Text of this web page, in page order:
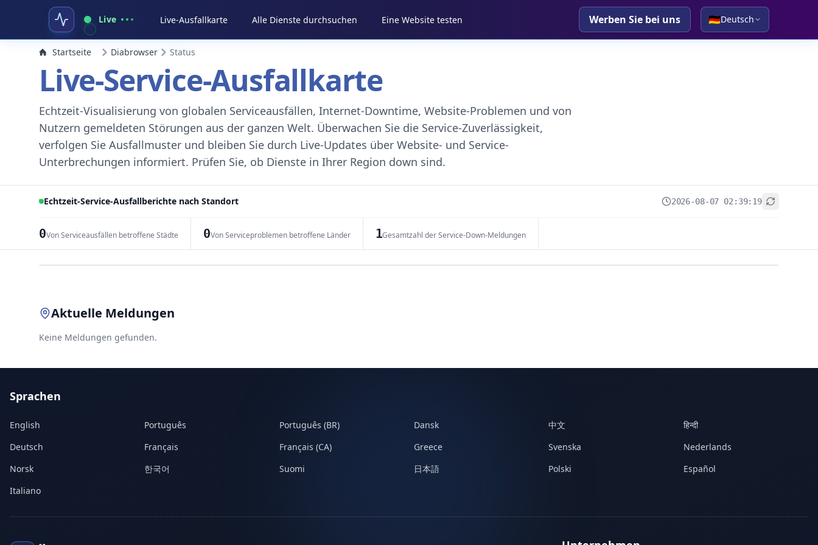
Live Live-Ausfallkarte Alle Dienste durchsuchen Eine Website testen Werben Sie bei uns 🇩🇪Deutsch
Startseite Diabrowser Status
Live-Service-Ausfallkarte
Echtzeit-Visualisierung von globalen Serviceausfällen, Internet-Downtime, Website-Problemen und von
Nutzern gemeldeten Störungen aus der ganzen Welt. Überwachen Sie die Service-Zuverlässigkeit,
verfolgen Sie Ausfallmuster und bleiben Sie durch Live-Updates über Website- und Service-
Unterbrechungen informiert. Prüfen Sie, ob Dienste in Ihrer Region down sind.
Echtzeit-Service-Ausfallberichte nach Standort 2026-08-07 02:39:19
0Von Serviceausfällen betroffene Städte 0Von Serviceproblemen betroffene Länder 1Gesamtzahl der Service-Down-Meldungen
Aktuelle Meldungen
Keine Meldungen gefunden.
Sprachen
English Português Português (BR) Dansk 中文
हिन्दी
Deutsch
Français Français (CA) Greece Svenska
Nederlands
Norsk
한국어 Suomi 日本語 Polski
Español
Italiano